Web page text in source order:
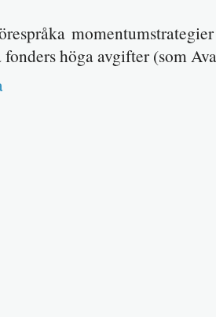
fonders höga avgifter (som